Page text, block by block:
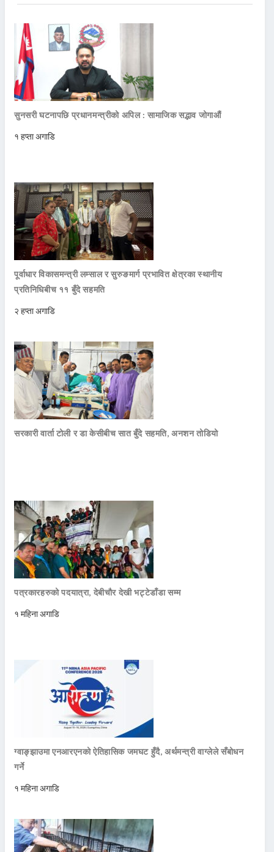
सुनसरी घटनापछि प्रधानमन्त्रीको अपिल : सामाजिक सद्भाव जोगाऔं
१ हप्ता अगाडि
पूर्वाधार विकासमन्त्री लम्साल र सुरुङमार्ग प्रभावित क्षेत्रका स्थानीय
प्रतिनिधिबीच ११ बुँदे सहमति
२ हप्ता अगाडि
सरकारी वार्ता टोली र डा केसीबीच सात बुँदे सहमति, अनशन तोडियो
पत्रकारहरुको पदयात्रा, देबीचौर देखी भट्टेडाँडा सम्म
१ महिना अगाडि
ग्वाङ्झाउमा एनआरएनको ऐतिहासिक जमघट हुँदै, अर्थमन्त्री वाग्लेले सँबोधन
गर्ने
१ महिना अगाडि